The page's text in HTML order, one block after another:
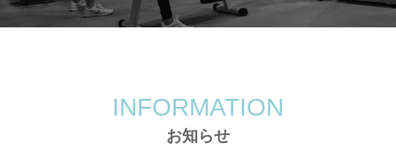
INFORMATION
お知らせ